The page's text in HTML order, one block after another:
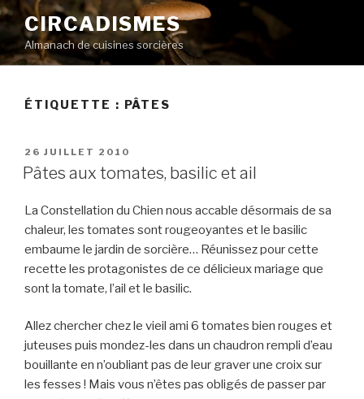
Aller
au
contenu
principal
CIRCADISMES
Almanach de cuisines sorcières
ÉTIQUETTE : PÂTES
PUBLIÉ
LE
26 JUILLET 2010
Pâtes aux tomates, basilic et ail
La Constellation du Chien nous accable désormais de sa
chaleur, les tomates sont rougeoyantes et le basilic
embaume le jardin de sorcière… Réunissez pour cette
recette les protagonistes de ce délicieux mariage que
sont la tomate, l’ail et le basilic.
Allez chercher chez le vieil ami 6 tomates bien rouges et
juteuses puis mondez-les dans un chaudron rempli d’eau
bouillante en n’oubliant pas de leur graver une croix sur
les fesses ! Mais vous n’êtes pas obligés de passer par